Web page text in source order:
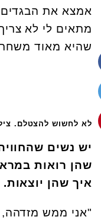
אמצא את
מתאים לי לא
שהיא מאוד
לא לחשוש להצטלם.
יש נשים
שהן רואות
איך שהן
"אני ממש מזדהה,